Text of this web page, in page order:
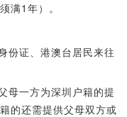
满1年）。
份证、港澳台居民来往
母一方为深圳户籍的提
的还需提供父母双方或